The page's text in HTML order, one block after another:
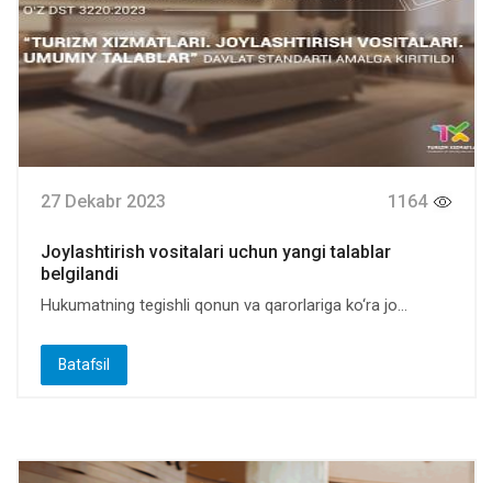
27 Dekabr 2023 1164
Joylashtirish vositalari uchun yangi talablar
belgilandi
Hukumatning tegishli qonun va qarorlariga ko‘ra jo...
Batafsil